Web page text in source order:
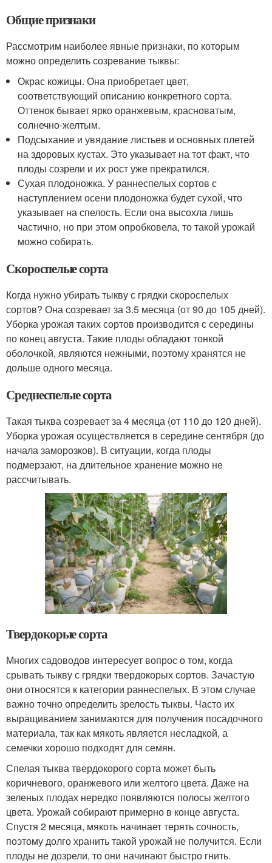
Общие признаки
Рассмотрим наиболее явные признаки, по которым
можно определить созревание тыквы:
Окрас кожицы. Она приобретает цвет,
соответствующий описанию конкретного сорта.
Оттенок бывает ярко оранжевым, красноватым,
солнечно-желтым.
Подсыхание и увядание листьев и основных плетей
на здоровых кустах. Это указывает на тот факт, что
плоды созрели и их рост уже прекратился.
Сухая плодоножка. У раннеспелых сортов с
наступлением осени плодоножка будет сухой, что
указывает на спелость. Если она высохла лишь
частично, но при этом опробковела, то такой урожай
можно собирать.
Скороспелые сорта
Когда нужно убирать тыкву с грядки скороспелых
сортов? Она созревает за 3.5 месяца (от 90 до 105 дней).
Уборка урожая таких сортов производится с середины
по конец августа. Такие плоды обладают тонкой
оболочкой, являются нежными, поэтому хранятся не
дольше одного месяца.
Среднеспелые сорта
Такая тыква созревает за 4 месяца (от 110 до 120 дней).
Уборка урожая осуществляется в середине сентября (до
начала заморозков). В ситуации, когда плоды
подмерзают, на длительное хранение можно не
рассчитывать.
Твердокорые сорта
Многих садоводов интересует вопрос о том, когда
срывать тыкву с грядки твердокорых сортов. Зачастую
они относятся к категории раннеспелых. В этом случае
важно точно определить зрелость тыквы. Часто их
выращиванием занимаются для получения посадочного
материала, так как мякоть является несладкой, а
семечки хорошо подходят для семян.
Спелая тыква твердокорого сорта может быть
коричневого, оранжевого или желтого цвета. Даже на
зеленых плодах нередко появляются полосы желтого
цвета. Урожай собирают примерно в конце августа.
Спустя 2 месяца, мякоть начинает терять сочность,
поэтому долго хранить такой урожай не получится. Если
плоды не дозрели, то они начинают быстро гнить.